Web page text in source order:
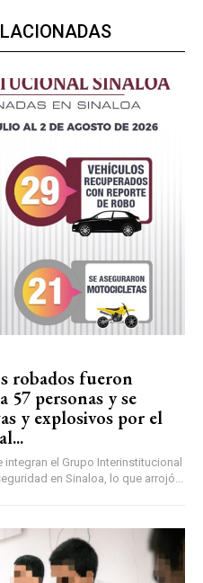
robados fueron
57 personas y se
y explosivos por el
el Grupo Interinstitucional
en Sinaloa, lo que arrojó...